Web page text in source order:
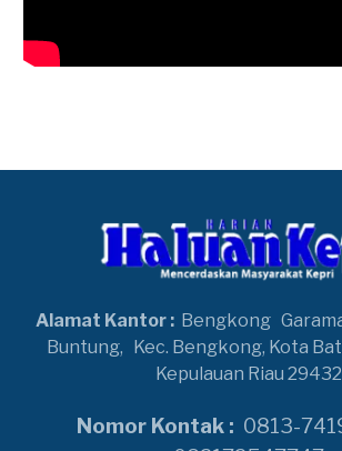
Alamat Kantor : Bengkong
Buntung, Kec. Bengkong, Kota
Kepulauan Riau 29432
Nomor Kontak : 0813-